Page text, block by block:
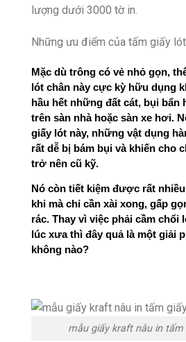
lượng dưới 3000 tờ in.
Những ưu điểm của tấm giấy
Mặc dù trông có vẻ nhỏ gọn,
lót chân này cực kỳ hữu dụng
hầu hết những đất cát, bụi bẩn
trên sàn nhà hoặc sàn xe hơi.
giấy lót này, những vật dụng
rất dễ bị bám bụi và khiến cho
trở nên cũ kỹ.
Nó còn tiết kiệm được rất
khi mà chỉ cần xài xong, gấp
rác. Thay vì việc phải cầm chổi
lúc xưa thì đây quả là một giải
không nào?
mẫu giấy kraft nâu in